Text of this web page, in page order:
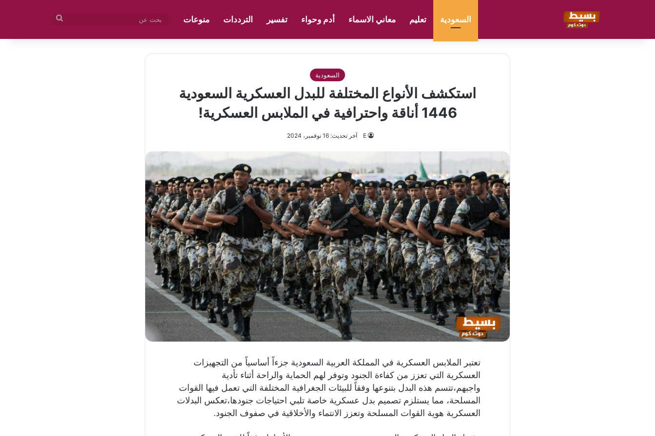
السعودية تعليم معاني الاسماء أدم وحواء تفسير الترددات منوعات
بحث
عن
السعودية
استكشف الأنواع المختلفة للبدل العسكرية السعودية
1446 أناقة واحترافية في الملابس العسكرية!
E آخر تحديث: 16 نوفمبر، 2024
تعتبر الملابس العسكرية في المملكة العربية السعودية جزءاً أساسياً من التجهيزات
العسكرية التي تعزز من كفاءة الجنود وتوفر لهم الحماية والراحة أثناء تأدية
واجبهم،تتسم هذه البدل بتنوعها وفقاً للبيئات الجغرافية المختلفة التي تعمل فيها القوات
المسلحة، مما يستلزم تصميم بدل عسكرية خاصة تلبي احتياجات جنودها،تعكس البدلات
العسكرية هوية القوات المسلحة وتعزز الانتماء والأخلاقية في صفوف الجنود.